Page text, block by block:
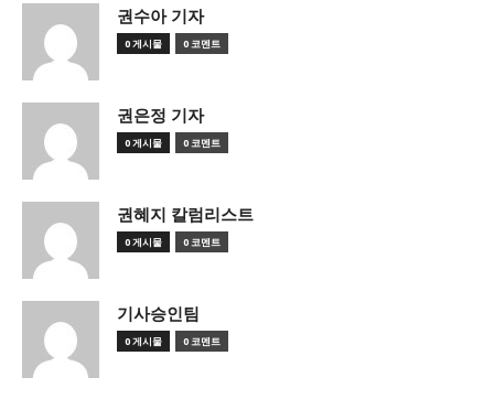
권수아 기자
0 게시물 0 코멘트
권은정 기자
0 게시물 0 코멘트
권혜지 칼럼리스트
0 게시물 0 코멘트
기사승인팀
0 게시물 0 코멘트